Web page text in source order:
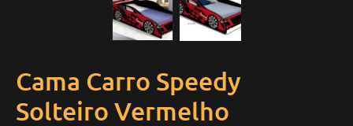
Cama Carro Speedy
Solteiro Vermelho